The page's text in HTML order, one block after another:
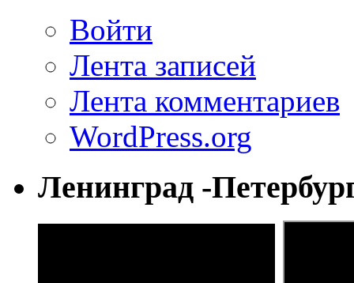
Войти
Лента записей
Лента комментариев
WordPress.org
Ленинград -